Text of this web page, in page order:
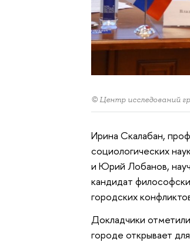
© Центр исследований
Ирина Скалабан,
социологических
и Юрий Лобанов,
кандидат
городских
Докладчики
городе открывает